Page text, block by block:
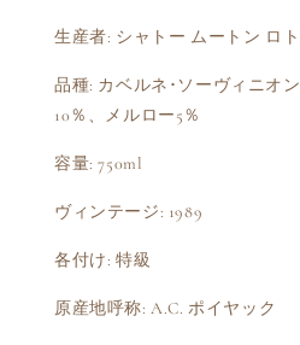
生産者: シャトー ムートン ロ
品種: カベルネ･ソーヴィニオ
10％、メルロー5％
容量: 750ml
ヴィンテージ: 1989
各付け: 特級
原産地呼称: A.C. ポイヤック